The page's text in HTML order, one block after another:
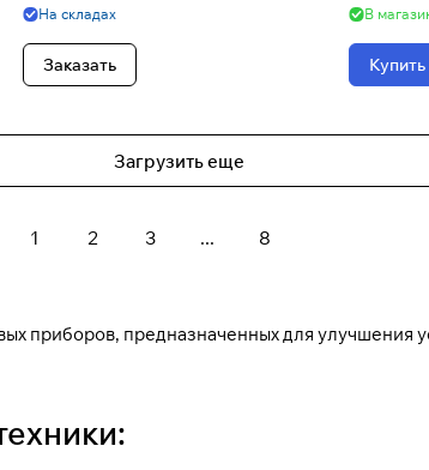
На складах
Заказать
В
Купить
Загрузить еще
1 2 3 ... 8
приборов, предназначенных для